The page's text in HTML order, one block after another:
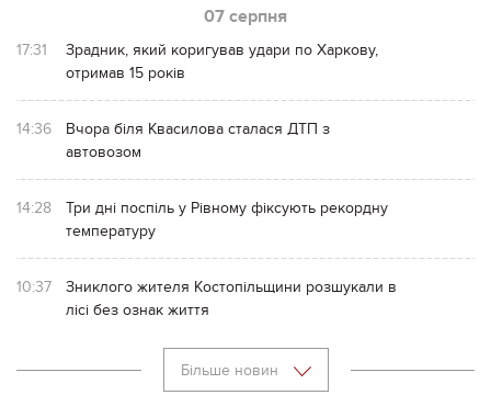
07 серпня
17:31
Зрадник, який коригував удари по Харкову,
отримав 15 років
14:36
Вчора біля Квасилова сталася ДТП з
автовозом
14:28
Три дні поспіль у Рівному фіксують рекордну
температуру
10:37
Зниклого жителя Костопільщини розшукали в
лісі без ознак життя
Більше новин